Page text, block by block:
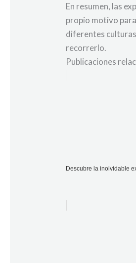
En resumen, las
propio motivo
diferentes culturas
recorrerlo.
Publicaciones
Descubre la inolvidable